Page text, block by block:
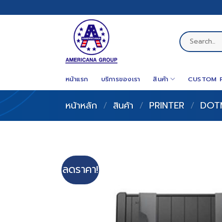
to
ค้นหา:
หน้าแรก บริการของเรา สินค้า CUSTOM
หน้าหลัก / สินค้า / PRINTER /
ลดราคา!